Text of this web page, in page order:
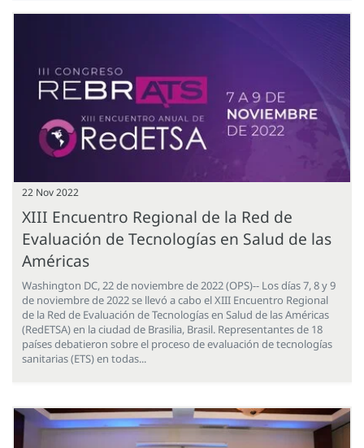
22 Nov 2022
XIII Encuentro Regional de la Red de
Evaluación de Tecnologías en Salud de las
Américas
Washington DC, 22 de noviembre de 2022 (OPS)-- Los días 7, 8 y 9
de noviembre de 2022 se llevó a cabo el XIII Encuentro Regional
de la Red de Evaluación de Tecnologías en Salud de las Américas
(RedETSA) en la ciudad de Brasilia, Brasil. Representantes de 18
países debatieron sobre el proceso de evaluación de tecnologías
sanitarias (ETS) en todas...